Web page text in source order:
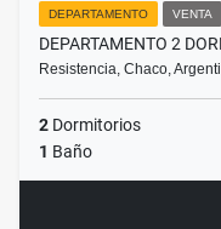
DEPARTAMENTO VENTA
DEPARTAMENTO 2
Resistencia, Chaco,
2 Dormitorios
1 Baño